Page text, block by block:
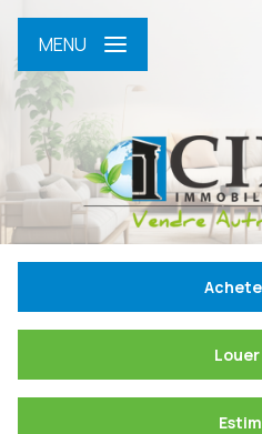
MENU
Du neuf
Louer